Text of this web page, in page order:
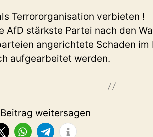
Terrororganisation verbieten !
AfD stärkste Partei nach den
angerichtete Schaden im
aufgearbeitet werden.
weitersagen